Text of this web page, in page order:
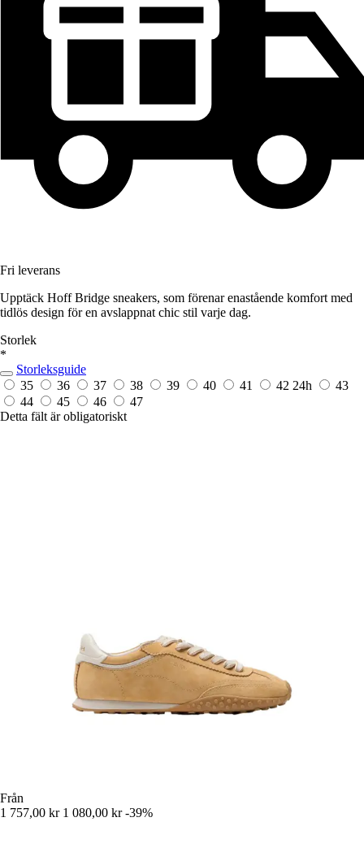
Fri leverans
Upptäck Hoff Bridge sneakers, som förenar enastående komfort med
tidlös design för en avslappnat chic stil varje dag.
Storlek
*
Storleksguide
35
36 37 38 39 40 41 42 24h
43
44
45 46
47
Detta fält är obligatoriskt
Från
1 757,00 kr 1 080,00 kr -39%